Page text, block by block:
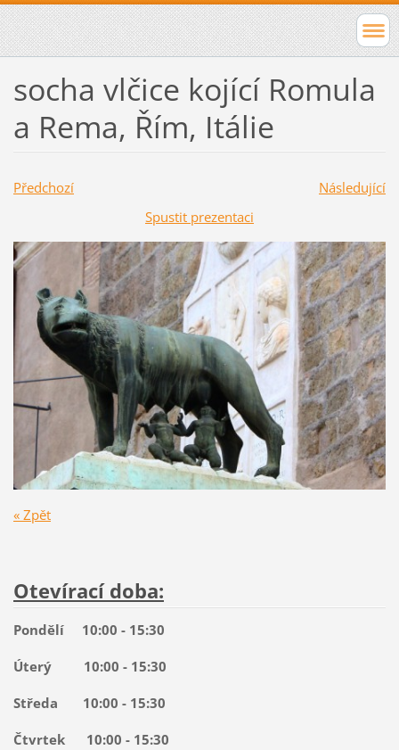
socha vlčice kojící Romula
a Rema, Řím, Itálie
Předchozí
Následující
Spustit prezentaci
« Zpět
Otevírací doba:
Pondělí 10:00 - 15:30
Úterý 10:00 - 15:30
Středa 10:00 - 15:30
Čtvrtek 10:00 - 15:30